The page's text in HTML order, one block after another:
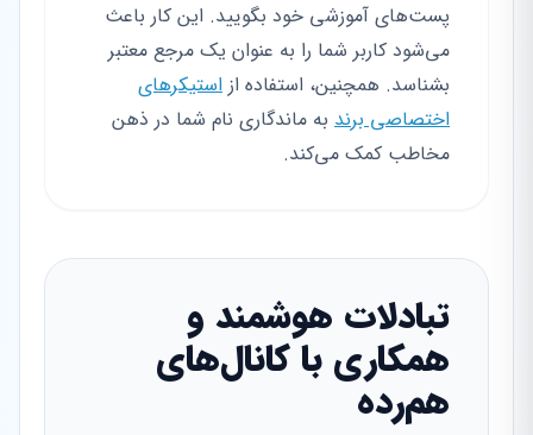
پست‌های آموزشی خود بگویید. این کار باعث
می‌شود کاربر شما را به عنوان یک مرجع معتبر
بشناسد. همچنین، استفاده از استیکرهای
اختصاصی برند به ماندگاری نام شما در ذهن
مخاطب کمک می‌کند.
تبادلات هوشمند و
همکاری با کانال‌های
هم‌رده